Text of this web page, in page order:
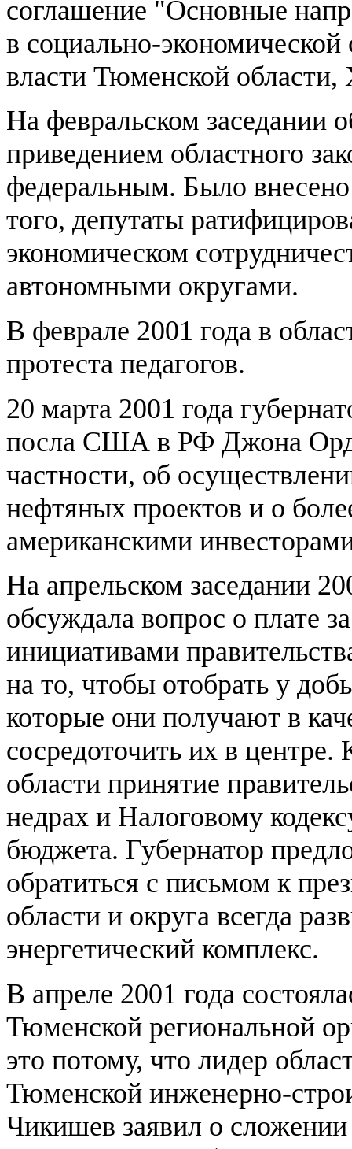
соглашение "Основные
в социально-экономической
власти Тюменской
На февральском заседании
приведением областного
федеральным. Было
того, депутаты
экономическом
автономными округами.
В феврале 2001 года в
протеста педагогов.
20 марта 2001 года
посла США в РФ Джона
частности, об
нефтяных проектов и о
американскими
На апрельском заседании
обсуждала вопрос о плате
инициативами
на то, чтобы отобрать у
которые они получают в
сосредоточить их в центре.
области принятие
недрах и Налоговому
бюджета. Губернатор
обратиться с письмом к
области и округа всегда
энергетический комплекс.
В апреле 2001 года
Тюменской региональной
это потому, что лидер
Тюменской инженерно-
Чикишев заявил о